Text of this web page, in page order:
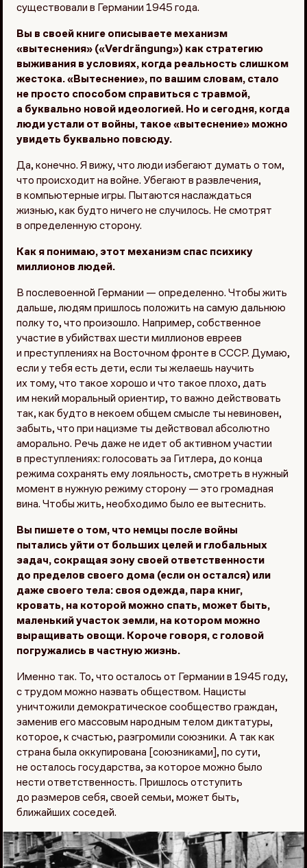
существовали в Германии 1945 года.
Вы в своей книге описываете механизм
«вытеснения» («Verdrängung») как стратегию
выживания в условиях, когда реальность слишком
жестока. «Вытеснение», по вашим словам, стало
не просто способом справиться с травмой,
а буквально новой идеологией. Но и сегодня, когда
люди устали от войны, такое «вытеснение» можно
увидеть буквально повсюду.
Да, конечно. Я вижу, что люди избегают думать о том,
что происходит на войне. Убегают в развлечения,
в компьютерные игры. Пытаются наслаждаться
жизнью, как будто ничего не случилось. Не смотрят
в определенную сторону.
Как я понимаю, этот механизм спас психику
миллионов людей.
В послевоенной Германии — определенно. Чтобы жить
дальше, людям пришлось положить на самую дальнюю
полку то, что произошло. Например, собственное
участие в убийствах шести миллионов евреев
и преступлениях на Восточном фронте в СССР. Думаю,
если у тебя есть дети, если ты желаешь научить
их тому, что такое хорошо и что такое плохо, дать
им некий моральный ориентир, то важно действовать
так, как будто в некоем общем смысле ты невиновен,
забыть, что при нацизме ты действовал абсолютно
аморально. Речь даже не идет об активном участии
в преступлениях: голосовать за Гитлера, до конца
режима сохранять ему лояльность, смотреть в нужный
момент в нужную режиму сторону — это громадная
вина. Чтобы жить, необходимо было ее вытеснить.
Вы пишете о том, что немцы после войны
пытались уйти от больших целей и глобальных
задач, сокращая зону своей ответственности
до пределов своего дома (если он остался) или
даже своего тела: своя одежда, пара книг,
кровать, на которой можно спать, может быть,
маленький участок земли, на котором можно
выращивать овощи. Короче говоря, с головой
погружались в частную жизнь.
Именно так. То, что осталось от Германии в 1945 году,
с трудом можно назвать обществом. Нацисты
уничтожили демократическое сообщество граждан,
заменив его массовым народным телом диктатуры,
которое, к счастью, разгромили союзники. А так как
страна была оккупирована [союзниками], по сути,
не осталось государства, за которое можно было
нести ответственность. Пришлось отступить
до размеров себя, своей семьи, может быть,
ближайших соседей.